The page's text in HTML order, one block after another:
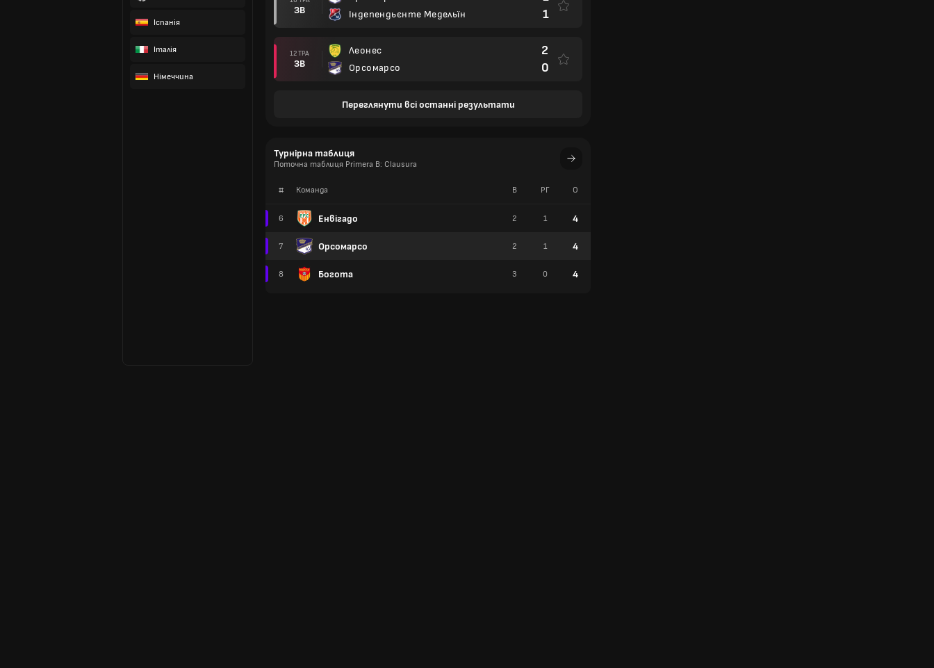
Іспанія
Італія
Німеччина
ЗВ
Індепендьєнте Медельїн
1
12 ТРА
ЗВ
Леонес
Орсомарсо
2
0
Переглянути всі останні результати
Турнірна таблиця
Поточна таблиця Primera B: Clausura
# Команда
6 Енвігадо
7 Орсомарсо
8 Богота
В РГ О
2 1 4
2 1 4
3 0 4